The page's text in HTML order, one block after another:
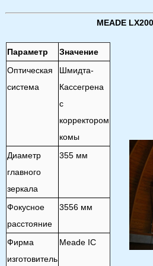
MEADE
Параметр
Значение
Оптическая
система
Шмидта-
Кассегрена
с
корректором
комы
Диаметр
главного
зеркала
355 мм
Фокусное
расстояние
3556 мм
Фирма
изготовитель
Meade IC